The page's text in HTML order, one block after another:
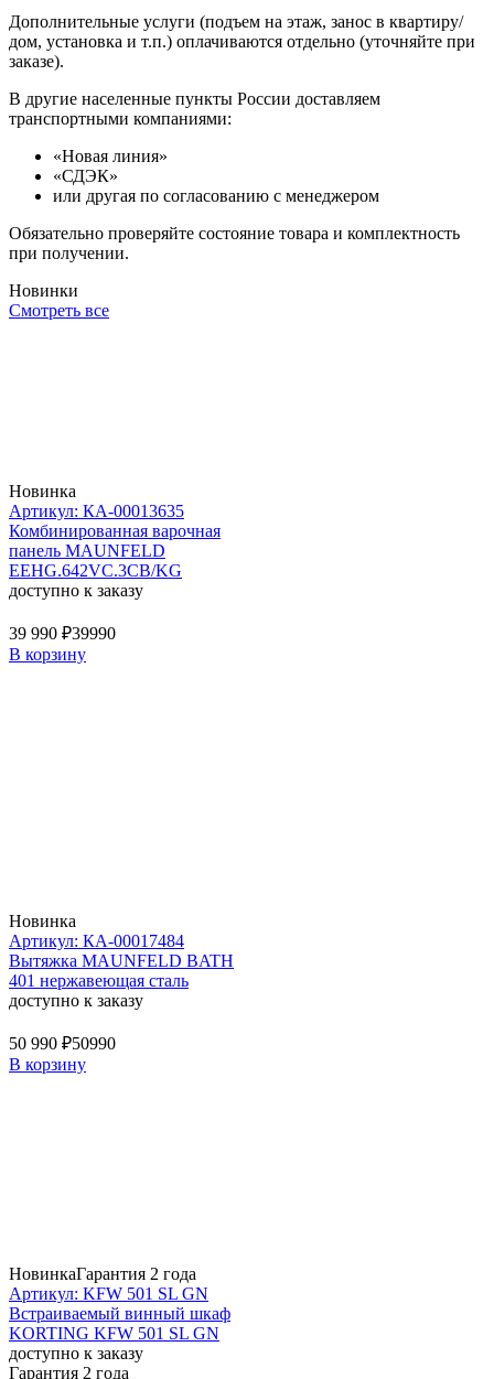
Дополнительные услуги (подъем на этаж, занос в квартиру/
дом, установка и т.п.) оплачиваются отдельно (уточняйте при
заказе).
В другие населенные пункты России доставляем
транспортными компаниями:
«Новая линия»
«СДЭК»
или другая по согласованию с менеджером
Обязательно проверяйте состояние товара и комплектность
при получении.
Новинки
Смотреть все
Новинка
Артикул: КА-00013635
Комбинированная варочная
панель MAUNFELD
EEHG.642VC.3CB/KG
доступно к заказу
39 990 ₽39990
В корзину
Новинка
Артикул: КА-00017484
Вытяжка MAUNFELD BATH
401 нержавеющая сталь
доступно к заказу
50 990 ₽50990
В корзину
НовинкаГарантия 2 года
Артикул: KFW 501 SL GN
Встраиваемый винный шкаф
KORTING KFW 501 SL GN
доступно к заказу
Гарантия 2 года